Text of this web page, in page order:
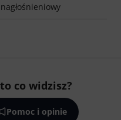
co widzisz?
Pomoc i opinie